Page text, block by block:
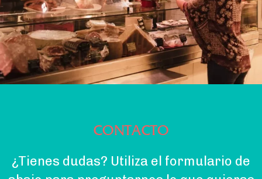
CONTACTO
¿Tienes dudas? Utiliza el formulario de